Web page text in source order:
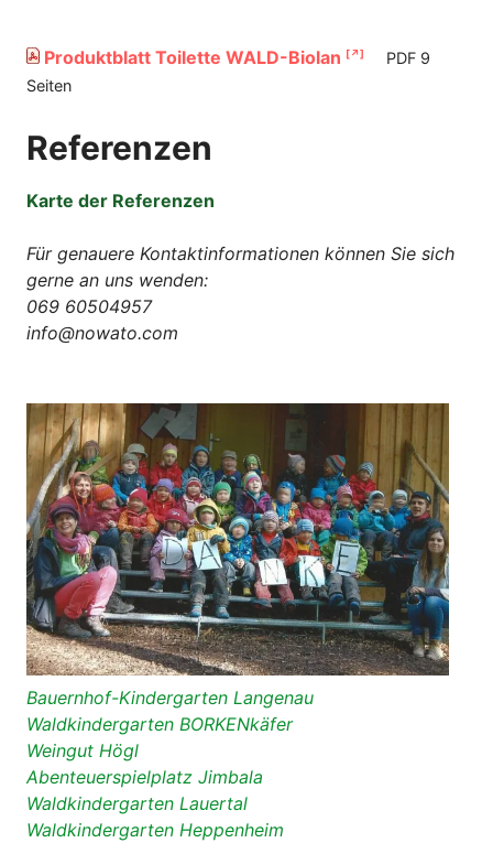
Produktblatt Toilette WALD-Biolan
PDF 9
Seiten
Referenzen
Karte der Referenzen
Für genauere Kontaktinformationen können Sie sich
gerne an uns wenden:
069 60504957
info@nowato.com
Bauernhof-Kindergarten Langenau
Waldkindergarten BORKENkäfer
Weingut Högl
Abenteuerspielplatz Jimbala
Waldkindergarten Lauertal
Waldkindergarten Heppenheim